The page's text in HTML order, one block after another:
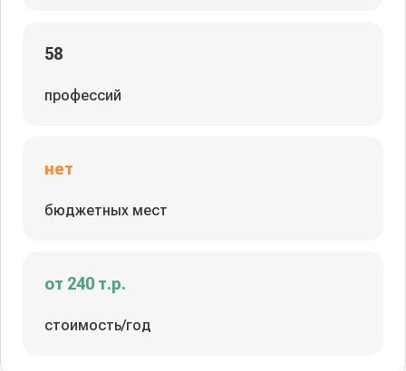
58
профессий
нет
бюджетных мест
от 240 т.р.
стоимость/год